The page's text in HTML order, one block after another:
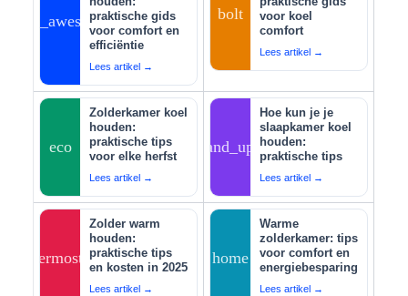
auto_awesomepraktische gids
voor comfort en
efficiëntie
Lees artikel →
bolt
voor koel
comfort
Lees artikel →
eco
Zolderkamer koel
houden:
praktische tips
voor elke herfst
Lees artikel →
tips_and_updates
Hoe kun je je
slaapkamer koel
houden:
praktische tips
Lees artikel →
thermostat
Zolder warm
houden:
praktische tips
en kosten in 2025
Lees artikel →
home
Warme
zolderkamer: tips
voor comfort en
energiebesparing
Lees artikel →